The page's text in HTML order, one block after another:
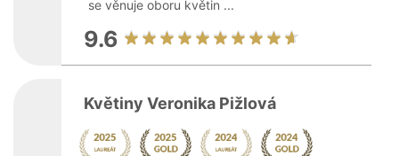
se věnuje oboru květin ...
9.6
Květiny Veronika Pižlová